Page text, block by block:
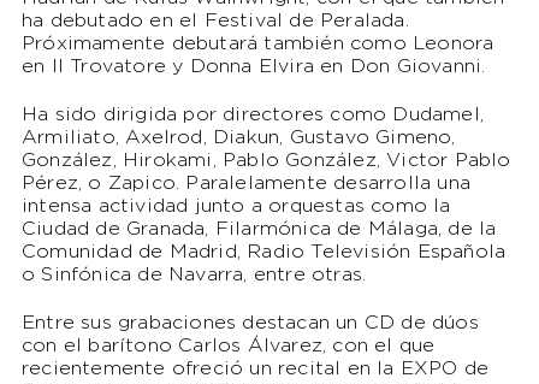
ha debutado en el Festival de Peralada.
Próximamente debutará también como Leonora
en Il Trovatore y Donna Elvira en Don Giovanni.
Ha sido dirigida por directores como Dudamel,
Armiliato, Axelrod, Diakun, Gustavo Gimeno,
González, Hirokami, Pablo González, Victor Pablo
Pérez, o Zapico. Paralelamente desarrolla una
intensa actividad junto a orquestas como la
Ciudad de Granada, Filarmónica de Málaga, de la
Comunidad de Madrid, Radio Televisión Española
o Sinfónica de Navarra, entre otras.
Entre sus grabaciones destacan un CD de dúos
con el barítono Carlos Álvarez, con el que
recientemente ofreció un recital en la EXPO de